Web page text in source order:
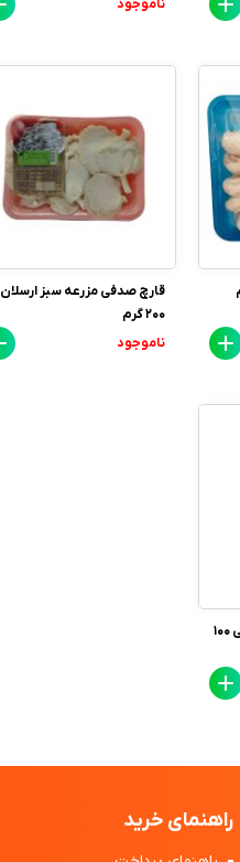
ناموجود
قارچ صدفی مزرعه سبز ارسلان
200 گرم
ناموجود
قارچ رشته ای فلامولینا انوکی 100
راهنمای خرید